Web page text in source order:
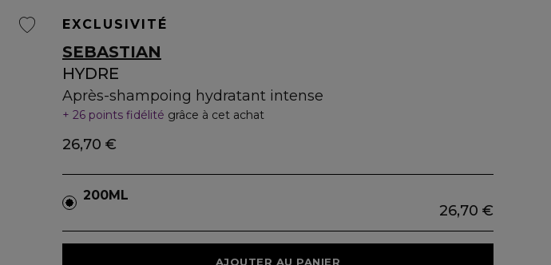
EXCLUSIVITÉ
SEBASTIAN
HYDRE
Après-shampoing hydratant intense
26 points fidélité grâce à cet achat
26,70 €
200ML
26,70 €